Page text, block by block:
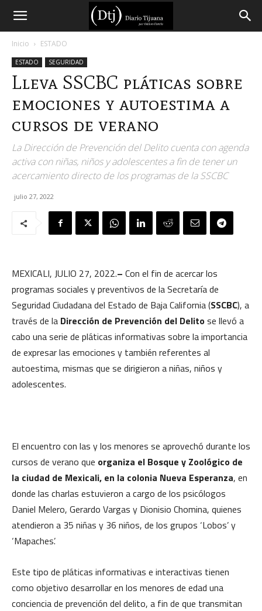
Diario
Tijuana
Inicio ESTADO
ESTADO SEGURIDAD
Lleva SSCBC pláticas sobre
emociones y autoestima a
cursos de verano
La Dirección de Prevención del Delito cuenta con agenda
activa con niñas, niños y adolescentes a fin de tener un
acercamiento directo de los programas de la SSCBC
julio 27, 2022
MEXICALI, JULIO 27, 2022.– Con el fin de acercar los
programas sociales y preventivos de la Secretaría de
Seguridad Ciudadana del Estado de Baja California (SSCBC), a
través de la Dirección de Prevención del Delitose llevó a
cabo una serie de pláticas informativas sobre la importancia
de expresar las emociones y también referentes al
autoestima, mismas que se dirigieron a niñas, niños y
adolescentes.
El encuentro con las y los menores se aprovechó durante los
cursos de verano que organiza el Bosque y Zoológico de
la ciudad de Mexicali, en la colonia Nueva Esperanza, en
donde las charlas estuvieron a cargo de los psicólogos
Daniel Melero, Gerardo Vargas y Dionisio Chomina, quienes
atendieron a 35 niñas y 36 niños, de los grupos ‘Lobos’ y
‘Mapaches’.
Este tipo de pláticas informativas e interactivas tienen
como objetivo desarrollar en los menores de edad una
conciencia de prevención del delito, a fin de que transmitan